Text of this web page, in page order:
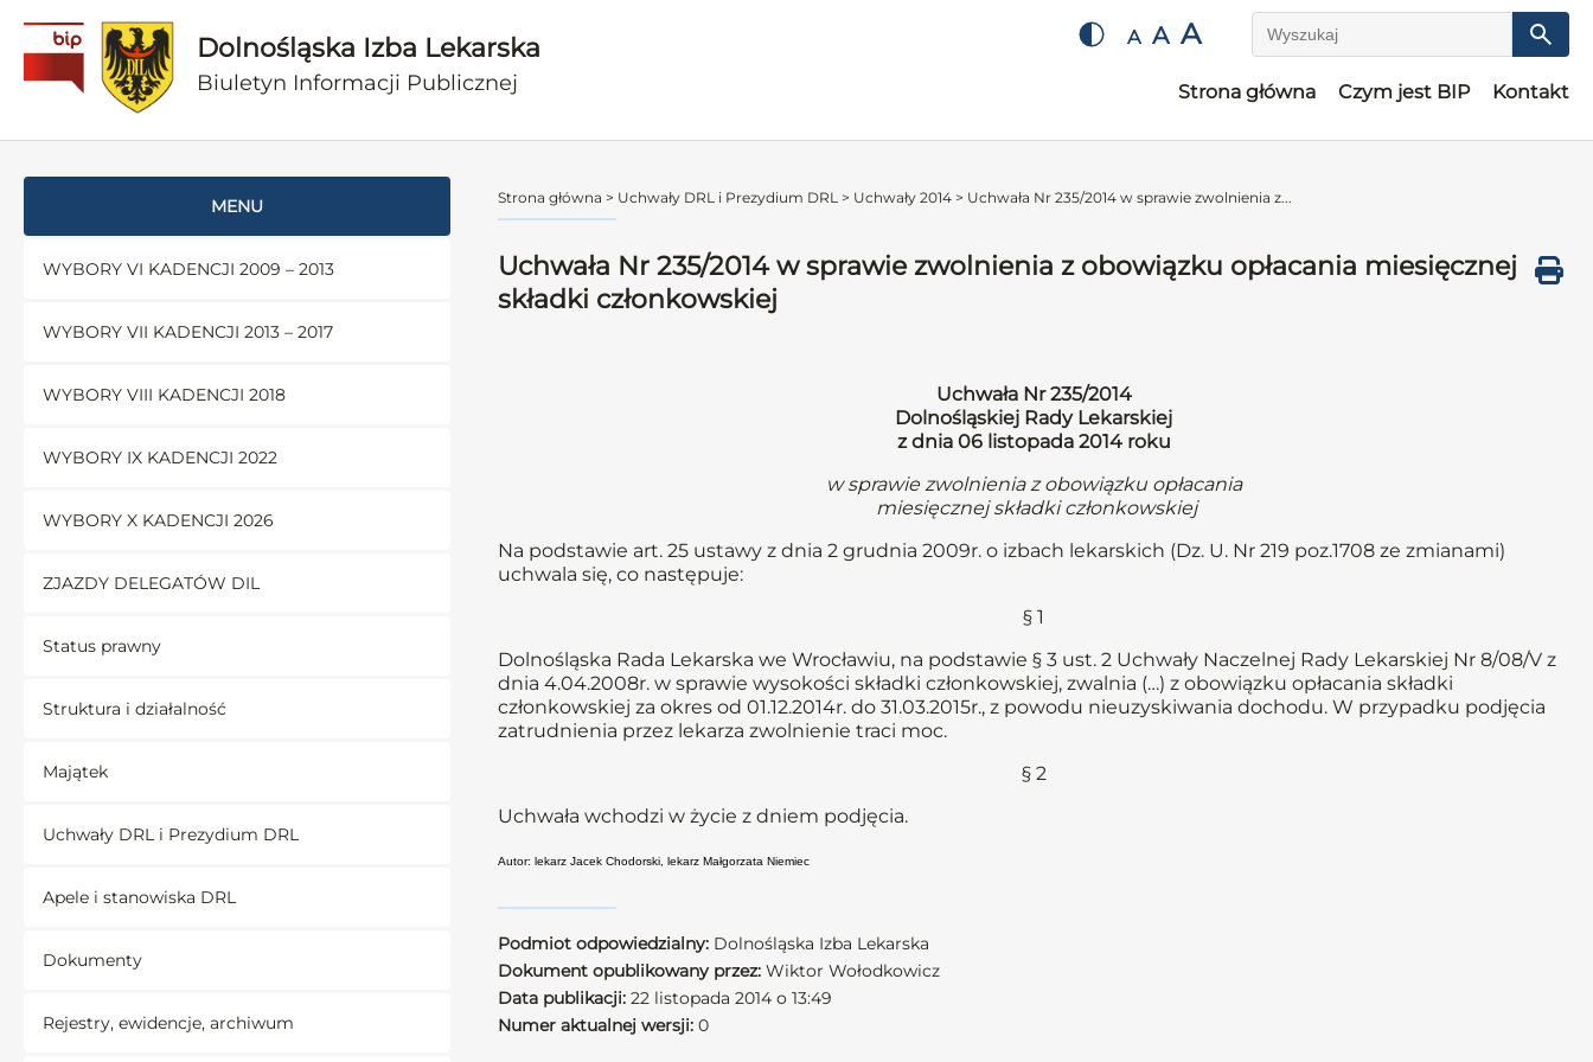
Dolnośląska Izba Lekarska
Biuletyn Informacji Publicznej
A A A Wyszukaj
Strona główna Czym jest BIP Kontakt
MENU
WYBORY VI KADENCJI 2009 – 2013
WYBORY VII KADENCJI 2013 – 2017
WYBORY VIII KADENCJI 2018
WYBORY IX KADENCJI 2022
WYBORY X KADENCJI 2026
ZJAZDY DELEGATÓW DIL
Status prawny
Struktura i działalność
Majątek
Uchwały DRL i Prezydium DRL
Apele i stanowiska DRL
Dokumenty
Rejestry, ewidencje, archiwum
Strona główna > Uchwały DRL i Prezydium DRL > Uchwały 2014 > Uchwała Nr 235/2014 w sprawie zwolnienia z...
Uchwała Nr 235/2014 w sprawie zwolnienia z obowiązku opłacania miesięcznej
składki członkowskiej
Uchwała Nr 235/2014
Dolnośląskiej Rady Lekarskiej
z dnia 06 listopada 2014 roku
w sprawie zwolnienia z obowiązku opłacania
miesięcznej składki członkowskiej
Na podstawie art. 25 ustawy z dnia 2 grudnia 2009r. o izbach lekarskich (Dz. U. Nr 219 poz.1708 ze zmianami)
uchwala się, co następuje:
§ 1
Dolnośląska Rada Lekarska we Wrocławiu, na podstawie § 3 ust. 2 Uchwały Naczelnej Rady Lekarskiej Nr 8/08/V z
dnia 4.04.2008r. w sprawie wysokości składki członkowskiej, zwalnia (…) z obowiązku opłacania składki
członkowskiej za okres od 01.12.2014r. do 31.03.2015r., z powodu nieuzyskiwania dochodu. W przypadku podjęcia
zatrudnienia przez lekarza zwolnienie traci moc.
§ 2
Uchwała wchodzi w życie z dniem podjęcia.
Autor: lekarz Jacek Chodorski, lekarz Małgorzata Niemiec
Podmiot odpowiedzialny: Dolnośląska Izba Lekarska
Dokument opublikowany przez: Wiktor Wołodkowicz
Data publikacji: 22 listopada 2014 o 13:49
Numer aktualnej wersji: 0